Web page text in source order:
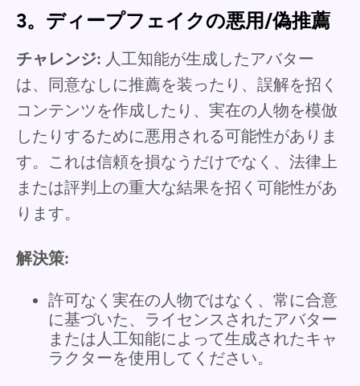
3。ディープフェイクの悪用/偽推薦
チャレンジ: 人工知能が生成したアバター
は、同意なしに推薦を装ったり、誤解を招く
コンテンツを作成したり、実在の人物を模倣
したりするために悪用される可能性がありま
す。これは信頼を損なうだけでなく、法律上
または評判上の重大な結果を招く可能性があ
ります。
解決策:
許可なく実在の人物ではなく、常に合意
に基づいた、ライセンスされたアバター
または人工知能によって生成されたキャ
ラクターを使用してください。